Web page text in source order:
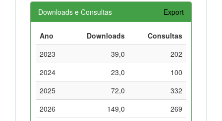
Downloads e Consultas Export
Ano Downloads
Consultas
2023
39,0
202
2024
23,0
100
2025
72,0
332
2026
149,0
269